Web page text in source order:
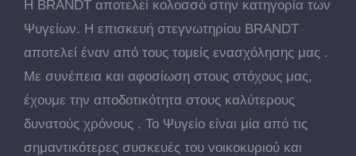
Η BRANDT αποτελεί κολοσσό στην κατηγορία των
Ψυγείων. Η επισκευή στεγνωτηρίου BRANDT
αποτελεί έναν από τους τομείς ενασχόλησης μας .
Με συνέπεια και αφοσίωση στους στόχους μας,
έχουμε την αποδοτικότητα στους καλύτερους
δυνατούς χρόνους . Το Ψυγείο είναι μία από τις
σημαντικότερες συσκευές του νοικοκυριού και